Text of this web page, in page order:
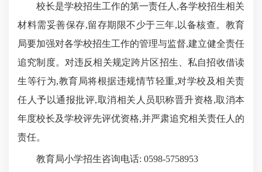
校长是学校招生工作的第一责任人,各学校招生相关
材料需妥善保存,留存期限不少于三年,以备核查。教育
局要加强对各学校招生工作的管理与监督,建立健全责任
追究制度。对违反相关规定跨片区招生、私自招收借读
生等行为,教育局将根据违规情节轻重,对学校及相关责
任人予以通报批评,取消相关人员职称晋升资格,取消本
年度校长及学校评先评优资格,并严肃追究相关责任人的
责任。
教育局小学招生咨询电话: 0598-5758953